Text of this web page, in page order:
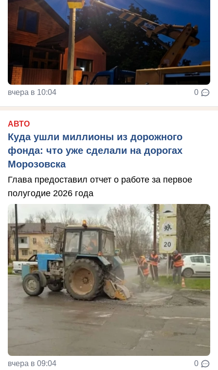
вчера в 10:04 0
АВТО
Куда ушли миллионы из дорожного
фонда: что уже сделали на дорогах
Морозовска
Глава предоставил отчет о работе за первое
полугодие 2026 года
вчера в 09:04 0